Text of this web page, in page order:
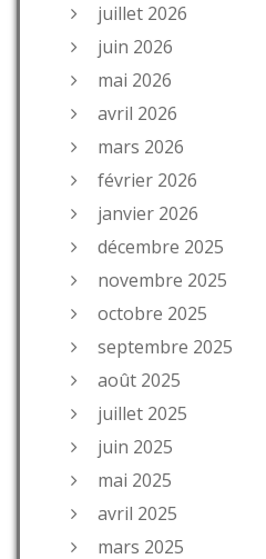
juillet 2026
juin 2026
mai 2026
avril 2026
mars 2026
février 2026
janvier 2026
décembre 2025
novembre 2025
octobre 2025
septembre 2025
août 2025
juillet 2025
juin 2025
mai 2025
avril 2025
mars 2025